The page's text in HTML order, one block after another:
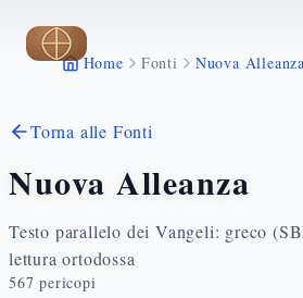
Vai al contenuto principale
Home Fonti Nuova Alleanza
Torna alle Fonti
Nuova Alleanza
Testo parallelo dei Vangeli: greco
lettura ortodossa
567 pericopi